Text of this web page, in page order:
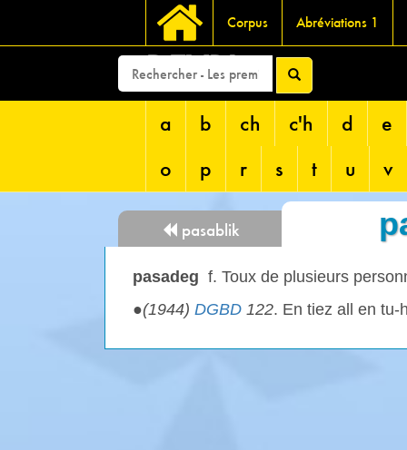
Corpus Abréviations 1
DEVRI
a b ch c'h d
e
o
p r s t u v
pasablik
pasadeg f. Toux de plusieurs
●(1944) DGBD 122. En tiez all en